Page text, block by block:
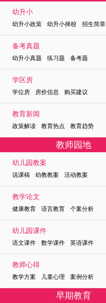
幼升小
幼升小政策 幼升小择校 招生简章
备考真题
幼升小真题 练习题 备考题
学区房
学位房 房价信息 购买建议
教育新闻
政策解读 教育热点 教育趋势
教师园地
幼儿园教案
说课稿 幼教教案 活动教案
教学论文
健康教育 语言教育 个案分析
幼儿园课件
语文课件 数学课件 英语课件
教师心得
教学方案 儿童心理 案例分析
早期教育